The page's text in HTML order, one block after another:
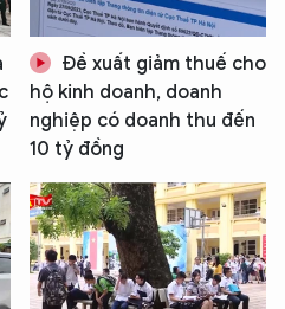
Đề xuất giảm thuế cho
hộ kinh doanh, doanh
nghiệp có doanh thu đến
10 tỷ đồng
gì bạn cần biết về
Tôi sẵn sàng hỗ trợ!